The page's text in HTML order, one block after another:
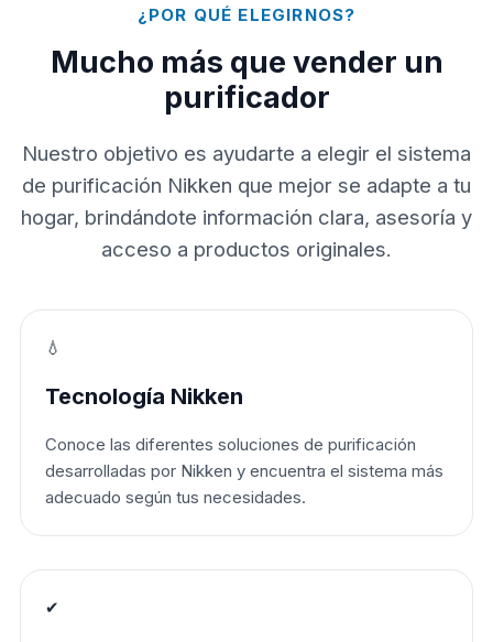
¿POR QUÉ ELEGIRNOS?
Mucho más que vender un
purificador
Nuestro objetivo es ayudarte a elegir el sistema
de purificación Nikken que mejor se adapte a tu
hogar, brindándote información clara, asesoría y
acceso a productos originales.
💧
Tecnología Nikken
Conoce las diferentes soluciones de purificación
desarrolladas por Nikken y encuentra el sistema más
adecuado según tus necesidades.
✔